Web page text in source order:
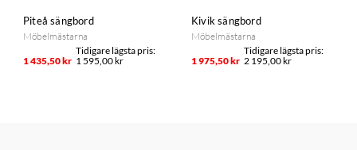
Piteå sängbord
Möbelmästarna
1 435,50 kr 1 595,00 kr
Kivik sängbord
Möbelmästarna
1 975,50 kr 2 195,00 kr